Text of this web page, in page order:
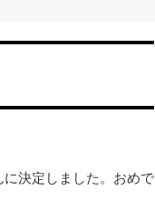
決定しました。おめで